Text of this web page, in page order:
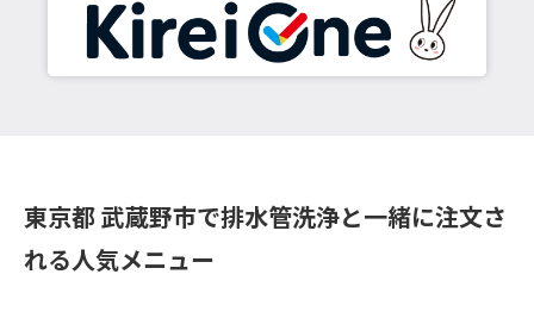
東京都 武蔵野市で排水管洗浄と一緒に注文さ
れる人気メニュー